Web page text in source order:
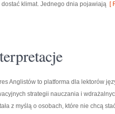
klimat. Jednego dnia pojawiają [
Anglistów to platforma dla lektorów
strategii nauczania i
z myślą o osobach, które nie chcą